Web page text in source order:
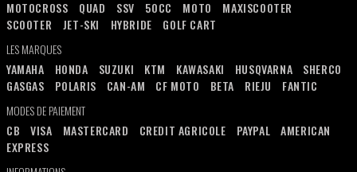
MOTOCROSS
QUAD SSV 50CC MOTO
MAXISCOOTER
SCOOTER
JET-SKI HYBRIDE
GOLF CART
LES MARQUES
YAMAHA
HONDA SUZUKI KTM KAWASAKI HUSQVARNA
SHERCO
GASGAS
POLARIS CAN-AM CF MOTO BETA RIEJU
FANTIC
MODES DE PAIEMENT
CB
VISA MASTERCARD CREDIT AGRICOLE PAYPAL
AMERICAN
EXPRESS